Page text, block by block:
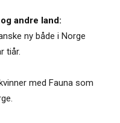
andre land:
ny både i Norge
tiår.
med Fauna som